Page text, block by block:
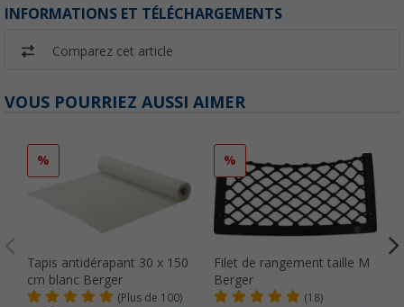
INFORMATIONS ET TÉLÉCHARGEMENTS
Comparez cet article
VOUS POURRIEZ AUSSI AIMER
%
Tapis antidérapant 30 x 150
cm blanc Berger
(Plus de 100)
%
Filet de rangement taille M
Berger
(18)